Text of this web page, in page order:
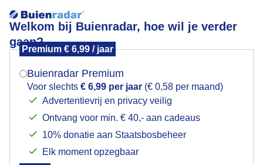
Welkom bij Buienradar, hoe wil je verder
gaan?
Premium € 6,99 / jaar
Buienradar Premium
Voor slechts € 6,99 per jaar (€ 0,58 per maand)
Advertentievrij en privacy veilig
Ontvang voor min. € 40,- aan cadeaus
10% donatie aan Staatsbosbeheer
Elk moment opzegbaar
Regenbui boven Haarlem
Mogen we je locatie gebruiken voor het
Indien je hier nog geen akkoord op hebt gegeven,
verschijnt er zo een pop-up uit je browser waarin